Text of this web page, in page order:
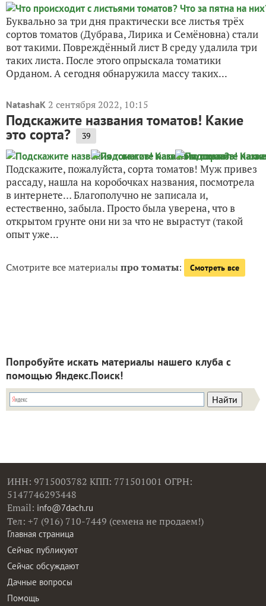
Буквально за три дня практически все листья трёх
сортов томатов (Дубрава, Лирика и Семёновна) стали
вот такими. Повреждённый лист В среду удалила три
таких листа. После этого опрыскала томатики
Орданом. А сегодня обнаружила массу таких...
NatashaK 2 сентября 2022, 10:15
Подскажите названия томатов! Какие
это сорта? 39
Подскажите, пожалуйста, сорта томатов! Муж привез
рассаду, нашла на коробочках названия, посмотрела
в интернете… Благополучно не записала и,
естественно, забыла. Просто была уверена, что в
открытом грунте они ни за что не вырастут (такой
опыт уже...
Смотрите все материалыпро томаты: Смотреть все
Попробуйте искать материалы нашего клуба с
помощью Яндекс.Поиск!
ИНН: 9715003782 КПП: 771501001 ОГРН:
5147746293448
Email: info@7dach.ru
Тел: +7 (916) 710-7449 (семена не продаем!)
Главная страница
Сейчас публикуют
Сейчас обсуждают
Дачные вопросы
Помощь